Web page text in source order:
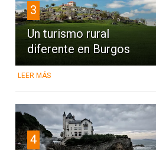
3
Un turismo rural
diferente en Burgos
LEER MÁS
4